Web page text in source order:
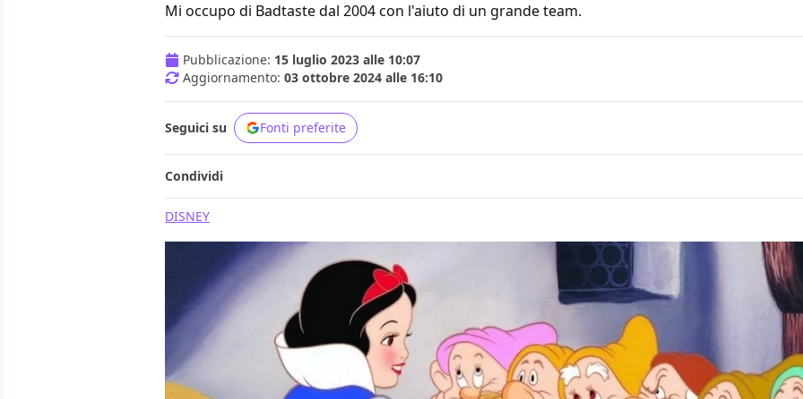
Mi occupo di Badtaste dal 2004 con l'aiuto di un grande team.
Pubblicazione: 15 luglio 2023 alle 10:07
Aggiornamento: 03 ottobre 2024 alle 16:10
Seguici su Fonti preferite
Condividi
DISNEY